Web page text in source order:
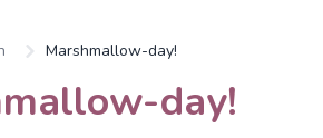
Marshmallow-day!
day!